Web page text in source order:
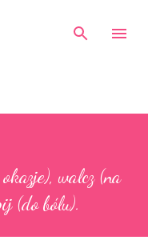
walcz (na
(do bólu).